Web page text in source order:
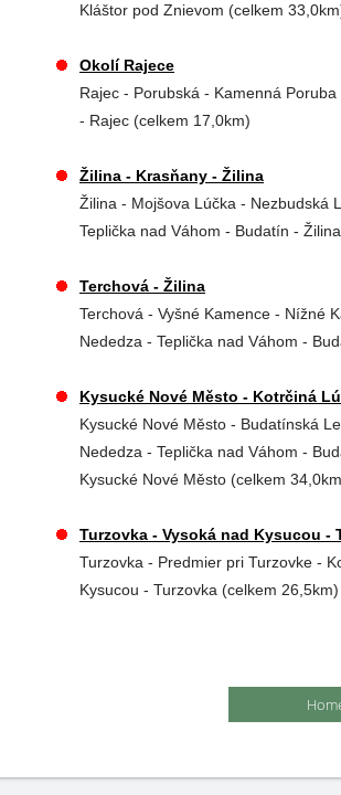
Kláštor pod Znievom (celkem
Okolí Rajece
Rajec - Porubská - Kamenná
- Rajec (celkem 17,0km)
Žilina - Krasňany - Žilina
Žilina - Mojšova Lúčka - Nezbudská
Teplička nad Váhom - Budatín -
Terchová - Žilina
Terchová - Vyšné Kamence - Nížné
Nededza - Teplička nad Váhom -
Kysucké Nové Město - Kotrčiná
Kysucké Nové Město - Budatínská
Nededza - Teplička nad Váhom -
Kysucké Nové Město (celkem
Turzovka - Vysoká nad Kysucou -
Turzovka - Predmier pri Turzovke -
Kysucou - Turzovka (celkem 26,5km)